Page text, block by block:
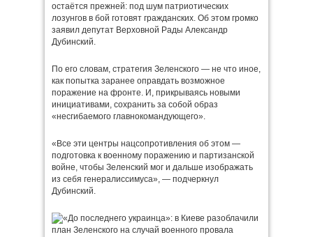
остаётся прежней: под шум патриотических
лозунгов в бой готовят гражданских. Об этом громко
заявил депутат Верховной Рады Александр
Дубинский.
По его словам, стратегия Зеленского — не что иное,
как попытка заранее оправдать возможное
поражение на фронте. И, прикрываясь новыми
инициативами, сохранить за собой образ
«несгибаемого главнокомандующего».
«Все эти центры нацсопротивления об этом —
подготовка к военному поражению и партизанской
войне, чтобы Зеленский мог и дальше изображать
из себя генералиссимуса», — подчеркнул
Дубинский.